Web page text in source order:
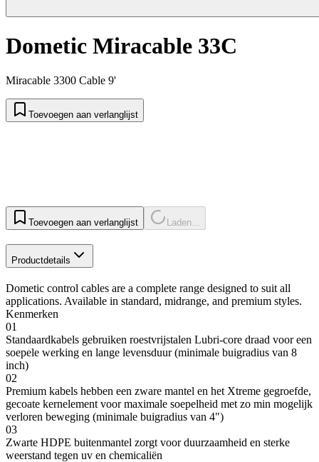
Dometic Miracable 33C
Miracable 3300 Cable 9'
Toevoegen aan verlanglijst
Toevoegen aan verlanglijst Laden...
Productdetails
Dometic control cables are a complete range designed to suit all
applications. Available in standard, midrange, and premium styles.
Kenmerken
01
Standaardkabels gebruiken roestvrijstalen Lubri-core draad voor een
soepele werking en lange levensduur (minimale buigradius van 8
inch)
02
Premium kabels hebben een zware mantel en het Xtreme gegroefde,
gecoate kernelement voor maximale soepelheid met zo min mogelijk
verloren beweging (minimale buigradius van 4")
03
Zwarte HDPE buitenmantel zorgt voor duurzaamheid en sterke
weerstand tegen uv en chemicaliën